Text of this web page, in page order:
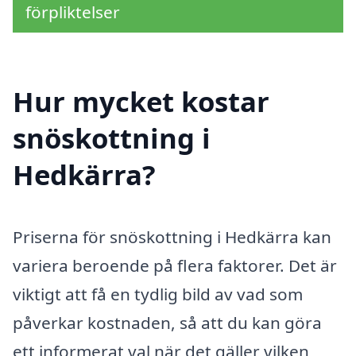
förpliktelser
Hur mycket kostar
snöskottning i
Hedkärra?
Priserna för snöskottning i Hedkärra kan
variera beroende på flera faktorer. Det är
viktigt att få en tydlig bild av vad som
påverkar kostnaden, så att du kan göra